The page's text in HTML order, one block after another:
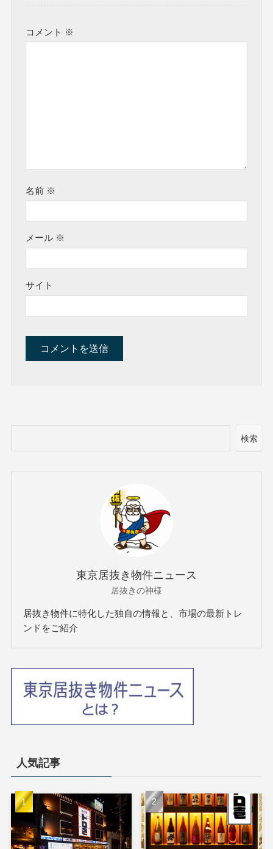
コメント ※
名前 ※
メール ※
サイト
検索
東京居抜き物件ニュース
居抜きの神様
居抜き物件に特化した独自の情報と、市場の最新トレ
ンドをご紹介
人気記事